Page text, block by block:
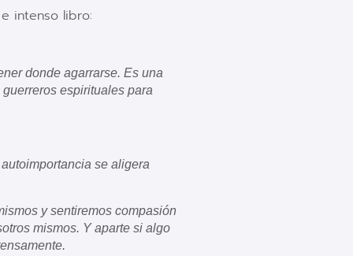
intenso libro:
donde agarrarse. Es una
espirituales para
se aligera
y sentiremos compasión
mismos. Y aparte si algo